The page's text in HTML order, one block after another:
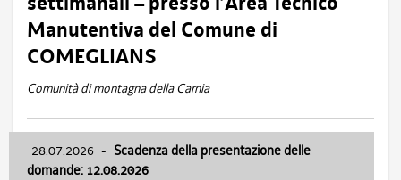
Manutentiva del Comune di
COMEGLIANS
Comunità di montagna della Carnia
28.07.2026 - Scadenza della presentazione delle
domande: 12.08.2026